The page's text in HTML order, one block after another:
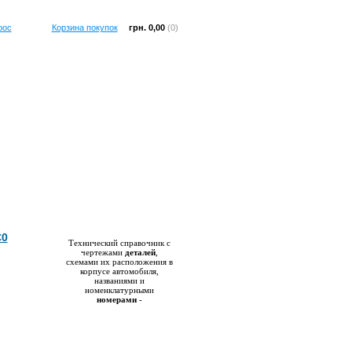
Корзина покупок грн. 0,00(0)
Технический справочник с
чертежами деталей,
схемами их расположения в
корпусе автомобиля,
названиями и
номенклатурными
номерами-